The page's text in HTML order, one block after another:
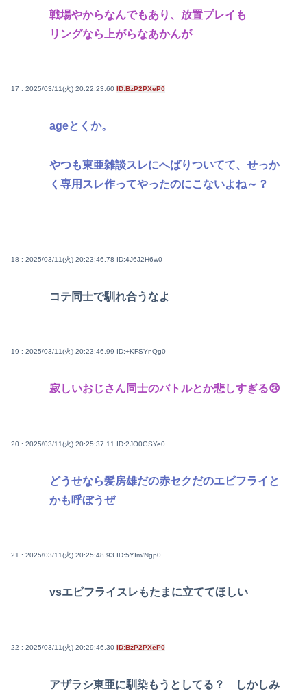
戦場やからなんでもあり、放置プレイも
リングなら上がらなあかんが
17 : 2025/03/11(火) 20:22:23.60 ID:BzP2PXeP0
ageとくか。
やつも東亜雑談スレにへばりついてて、せっか
く専用スレ作ってやったのにこないよね～？
18 : 2025/03/11(火) 20:23:46.78 ID:4J6J2H6w0
コテ同士で馴れ合うなよ
19 : 2025/03/11(火) 20:23:46.99 ID:+KFSYnQg0
寂しいおじさん同士のバトルとか悲しすぎる😢
20 : 2025/03/11(火) 20:25:37.11 ID:2JO0GSYe0
どうせなら髪房雄だの赤セクだのエビフライと
かも呼ぼうぜ
21 : 2025/03/11(火) 20:25:48.93 ID:5YIm/Ngp0
vsエビフライスレもたまに立ててほしい
22 : 2025/03/11(火) 20:29:46.30 ID:BzP2PXeP0
アザラシ東亜に馴染もうとしてる？ しかしみ